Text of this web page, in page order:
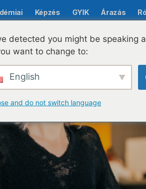
Képzés GYIK Árazás
tanulási élmény érdekében?
detected you might be speaking
want to change to:
English
and do not switch language